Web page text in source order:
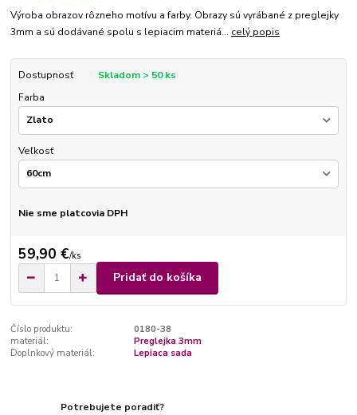
Výroba obrazov rôzneho motívu a farby. Obrazy sú vyrábané z preglejky
3mm a sú dodávané spolu s lepiacim materiá... celý popis
Dostupnosť
Skladom > 50 ks
Farba
Veľkosť
Nie sme platcovia DPH
59,90 €/ks
Pridať do košíka
Číslo produktu:
0180-38
materiál:
Preglejka 3mm
Doplnkový materiál:
Lepiaca sada
Potrebujete poradiť?